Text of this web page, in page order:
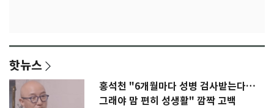
핫뉴스
홍석천 "6개월마다 성병 검사받는다…
그래야 맘 편히 성생활" 깜짝 고백